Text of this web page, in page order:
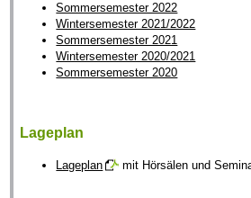
Sommersemester 2022
Wintersemester 2021/2022
Sommersemester 2021
Wintersemester 2020/2021
Sommersemester 2020
Lageplan
Lageplan mit Hörsälen und